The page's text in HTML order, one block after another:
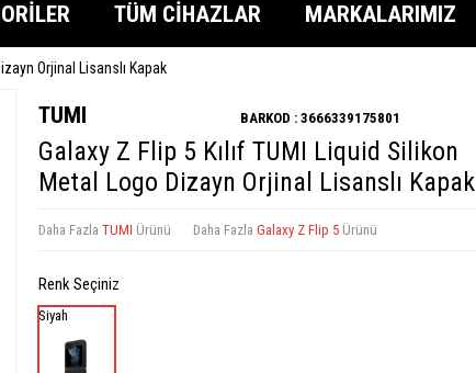
TÜM CİHAZLAR MARKALARIMIZ
Orjinal Lisanslı Kapak
TUMI BARKOD : 3666339175801
Galaxy Z Flip 5 Kılıf TUMI Liquid Silikon
Metal Logo Dizayn Orjinal Lisanslı Kapak
Daha Fazla TUMI Ürünü Daha Fazla Galaxy Z Flip 5 Ürünü
Renk Seçiniz
Siyah